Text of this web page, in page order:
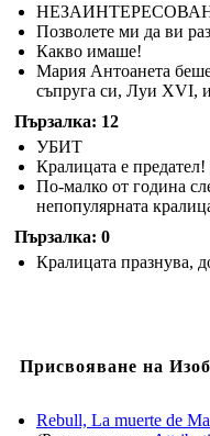
Позволете ми да ви
Какво имаше!
Мария Антоанета
съпруга си, Луи XVI, и
Пързалка: 12
УБИТ
Кралицата е
По-малко от година
непопулярната
Пързалка: 0
Кралицата празнува,
Присвояване на
Rebull, La muerte de